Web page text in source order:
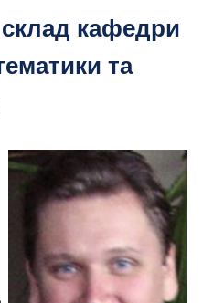
кафедри
та